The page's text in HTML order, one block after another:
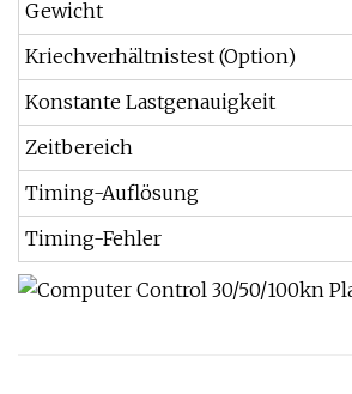
Gewicht
Kriechverhältnistest (Option)
Konstante Lastgenauigkeit
Zeitbereich
Timing-Auflösung
Timing-Fehler